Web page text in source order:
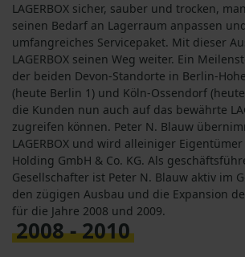
LAGERBOX sicher, sauber und trocken,
seinen Bedarf an Lagerraum anpassen
umfangreiches Servicepaket. Mit dieser
LAGERBOX seinen Weg weiter. Ein
der beiden Devon-Standorte in Berlin-
(heute Berlin 1) und Köln-Ossendorf
die Kunden nun auch auf das bewährte
zugreifen können. Peter N. Blauw
LAGERBOX und wird alleiniger Eigentümer
Holding GmbH & Co. KG. Als
Gesellschafter ist Peter N. Blauw aktiv im
den zügigen Ausbau und die Expansion
für die Jahre 2008 und 2009.
2008 - 2010